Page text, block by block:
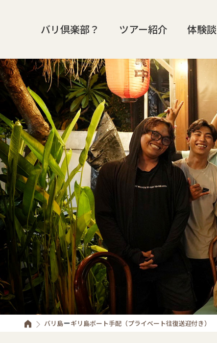
バリ倶楽部？ ツアー紹介 体験談
バリ島 ギリ島ボート手配（プライベート往復送迎付き）